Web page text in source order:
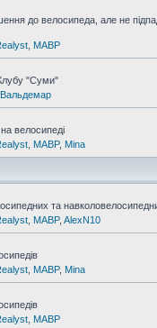
до велосипеда, але не
MABP
"Суми"
Вальдемар
велосипеді
MABP, Mina
та
MABP, AlexN10
MABP, Mina
MABP